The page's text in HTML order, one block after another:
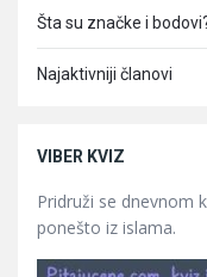
Šta su značke i
Najaktivniji članovi
VIBER KVIZ
Pridruži se dnevnom
ponešto iz islama.